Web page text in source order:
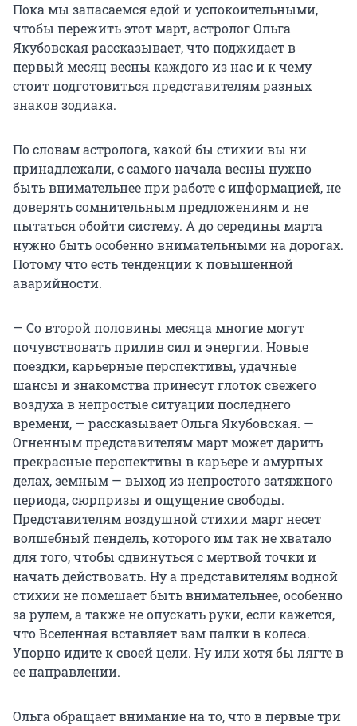
Пока мы запасаемся едой и успокоительными,
чтобы пережить этот март, астролог Ольга
Якубовская рассказывает, что поджидает в
первый месяц весны каждого из нас и к чему
стоит подготовиться представителям разных
знаков зодиака.
По словам астролога, какой бы стихии вы ни
принадлежали, с самого начала весны нужно
быть внимательнее при работе с информацией, не
доверять сомнительным предложениям и не
пытаться обойти систему. А до середины марта
нужно быть особенно внимательными на дорогах.
Потому что есть тенденции к повышенной
аварийности.
— Со второй половины месяца многие могут
почувствовать прилив сил и энергии. Новые
поездки, карьерные перспективы, удачные
шансы и знакомства принесут глоток свежего
воздуха в непростые ситуации последнего
времени, — рассказывает Ольга Якубовская. —
Огненным представителям март может дарить
прекрасные перспективы в карьере и амурных
делах, земным — выход из непростого затяжного
периода, сюрпризы и ощущение свободы.
Представителям воздушной стихии март несет
волшебный пендель, которого им так не хватало
для того, чтобы сдвинуться с мертвой точки и
начать действовать. Ну а представителям водной
стихии не помешает быть внимательнее, особенно
за рулем, а также не опускать руки, если кажется,
что Вселенная вставляет вам палки в колеса.
Упорно идите к своей цели. Ну или хотя бы лягте в
ее направлении.
Ольга обращает внимание на то, что в первые три